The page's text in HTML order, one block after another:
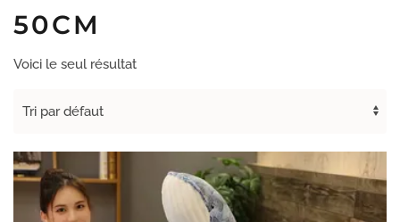
50CM
Voici le seul résultat